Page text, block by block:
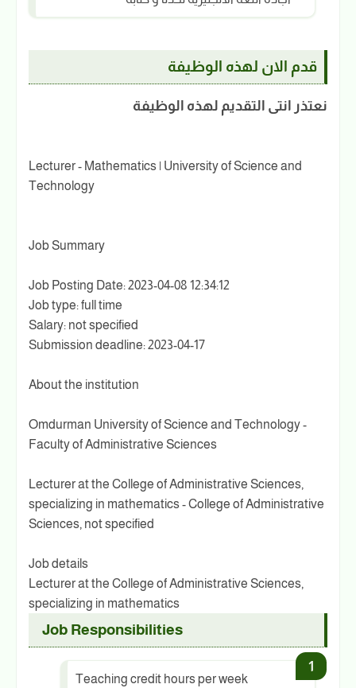
قدم الان لهذه الوظيفة
نعتذر انتى التقديم لهذه الوظيفة
Lecturer - Mathematics | University of Science and
Technology
Job Summary
Job Posting Date: 2023-04-08 12:34:12
Job type: full time
Salary: not specified
Submission deadline: 2023-04-17
About the institution
Omdurman University of Science and Technology -
Faculty of Administrative Sciences
Lecturer at the College of Administrative Sciences,
specializing in mathematics - College of Administrative
Sciences, not specified
Job details
Lecturer at the College of Administrative Sciences,
specializing in mathematics
Job Responsibilities
Teaching credit hours per week